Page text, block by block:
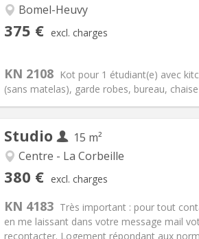
Bomel-Heuvy
375 € excl. charges
KN 2108 Kot pour 1 étudiant(e) avec
(sans matelas), garde robes, bureau,
Arrangement
Surface:16 m2
Private rooms:1
Studio
15 m²
Centre - La Corbeille
380 € excl. charges
KN 4183 Très important : pour tout
en me laissant dans votre message mail
recontacter. Logement répondant aux
Arrangement
Bathroom:Private bathroom
Surface:15 m2